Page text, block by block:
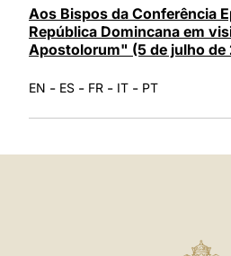
Aos Bispos da Conferência
República Domincana em
Apostolorum" (5 de julho de
EN - ES - FR - IT - PT